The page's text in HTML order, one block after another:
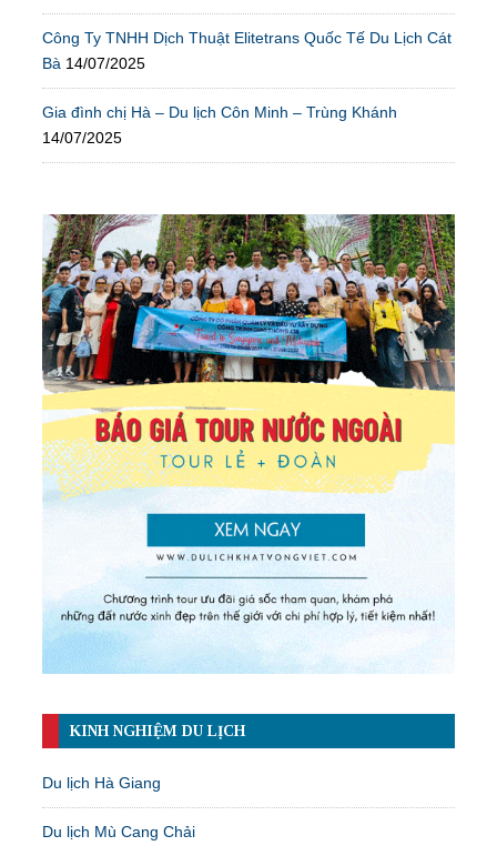
Công Ty TNHH Dịch Thuật Elitetrans Quốc Tế Du Lịch Cát
Bà 14/07/2025
Gia đình chị Hà – Du lịch Côn Minh – Trùng Khánh
14/07/2025
KINH NGHIỆM DU LỊCH
Du lịch Hà Giang
Du lịch Mù Cang Chải